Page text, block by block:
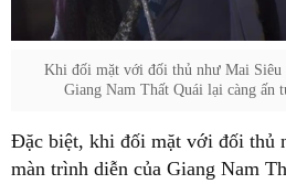
Khi đối mặt với đối thủ như Mai Siêu
Giang Nam Thất Quái lại càng ấn
Đặc biệt, khi đối mặt với đối thủ
màn trình diễn của Giang Nam